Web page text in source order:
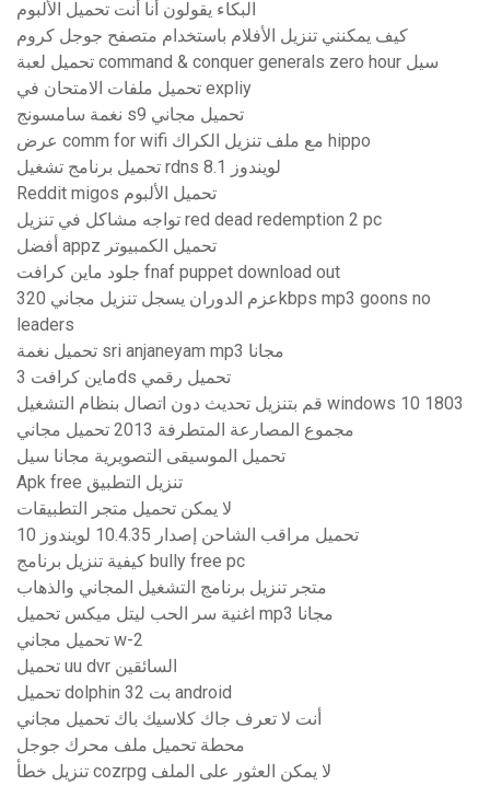
البكاء يقولون أنا أنت تحميل الألبوم
كيف يمكنني تنزيل الأفلام باستخدام متصفح جوجل كروم
تحميل لعبة command & conquer generals zero hour سيل
تحميل ملفات الامتحان في expliy
نغمة سامسونج s9 تحميل مجاني
عرض comm for wifi مع ملف تنزيل الكراك hippo
تحميل برنامج تشغيل rdns لويندوز 8.1
Reddit migos تحميل الألبوم
تواجه مشاكل في تنزيل red dead redemption 2 pc
أفضل appz تحميل الكمبيوتر
جلود ماين كرافت fnaf puppet download out
عزم الدوران يسجل تنزيل مجاني 320kbps mp3 goons no
leaders
تحميل نغمة sri anjaneyam mp3 مجانا
ماين كرافت 3ds تحميل رقمي
قم بتنزيل تحديث دون اتصال بنظام التشغيل windows 10 1803
مجموع المصارعة المتطرفة 2013 تحميل مجاني
تحميل الموسيقى التصويرية مجانا سيل
Apk free تنزيل التطبيق
لا يمكن تحميل متجر التطبيقات
تحميل مراقب الشاحن إصدار 10.4.35 لويندوز 10
كيفية تنزيل برنامج bully free pc
متجر تنزيل برنامج التشغيل المجاني والذهاب
اغنية سر الحب ليتل ميكس تحميل mp3 مجانا
تحميل مجاني w-2
تحميل uu dvr السائقين
تحميل dolphin 32 بت android
أنت لا تعرف جاك كلاسيك باك تحميل مجاني
محطة تحميل ملف محرك جوجل
تنزيل خطأ cozrpg لا يمكن العثور على الملف